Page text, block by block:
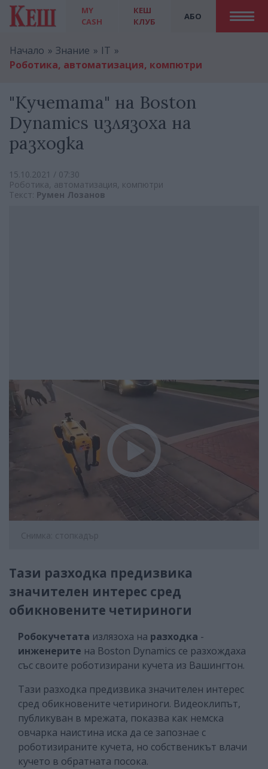
MY
CASH
АБО
КЕШ
КЛУБ
Начало Знание
IT
Роботика, автоматизация, компютри
"Кучетата" на Boston
Dynamics излязоха на
разходка
15.10.2021 / 07:30
Роботика, автоматизация, компютри
Текст: Румен Лозанов
Снимка: стопкадър
Тази разходка предизвика
значителен интерес сред
обикновените четириноги
Робокучетата излязоха на разходка -
инженерите на Boston Dynamics се разхождаха
със своите роботизирани кучета из Вашингтон.
Тази разходка предизвика значителен интерес
сред обикновените четириноги. Видеоклипът,
публикуван в мрежата, показва как немска
овчарка наистина иска да се запознае с
роботизираните кучета, но собственикът влачи
кучето в обратната посока.